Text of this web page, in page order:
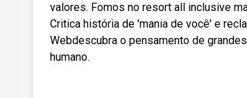
valores. Fomos no resort all inclusive
Critica história de 'mania de você' e
Webdescubra o pensamento de
humano.